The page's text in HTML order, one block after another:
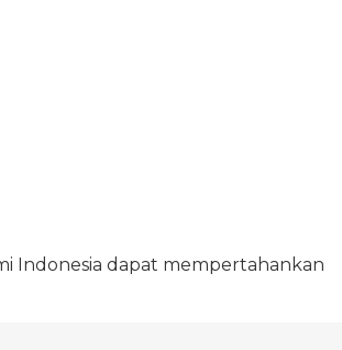
Indonesia dapat mempertahankan